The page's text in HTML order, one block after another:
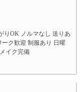
りOK ノルマなし 送りあ
ーク歓迎 制服あり 日曜
イク完備